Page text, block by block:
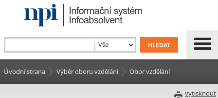
Úvodní strana Výběr oboru vzdělání Obor vzdělání
vytisknout